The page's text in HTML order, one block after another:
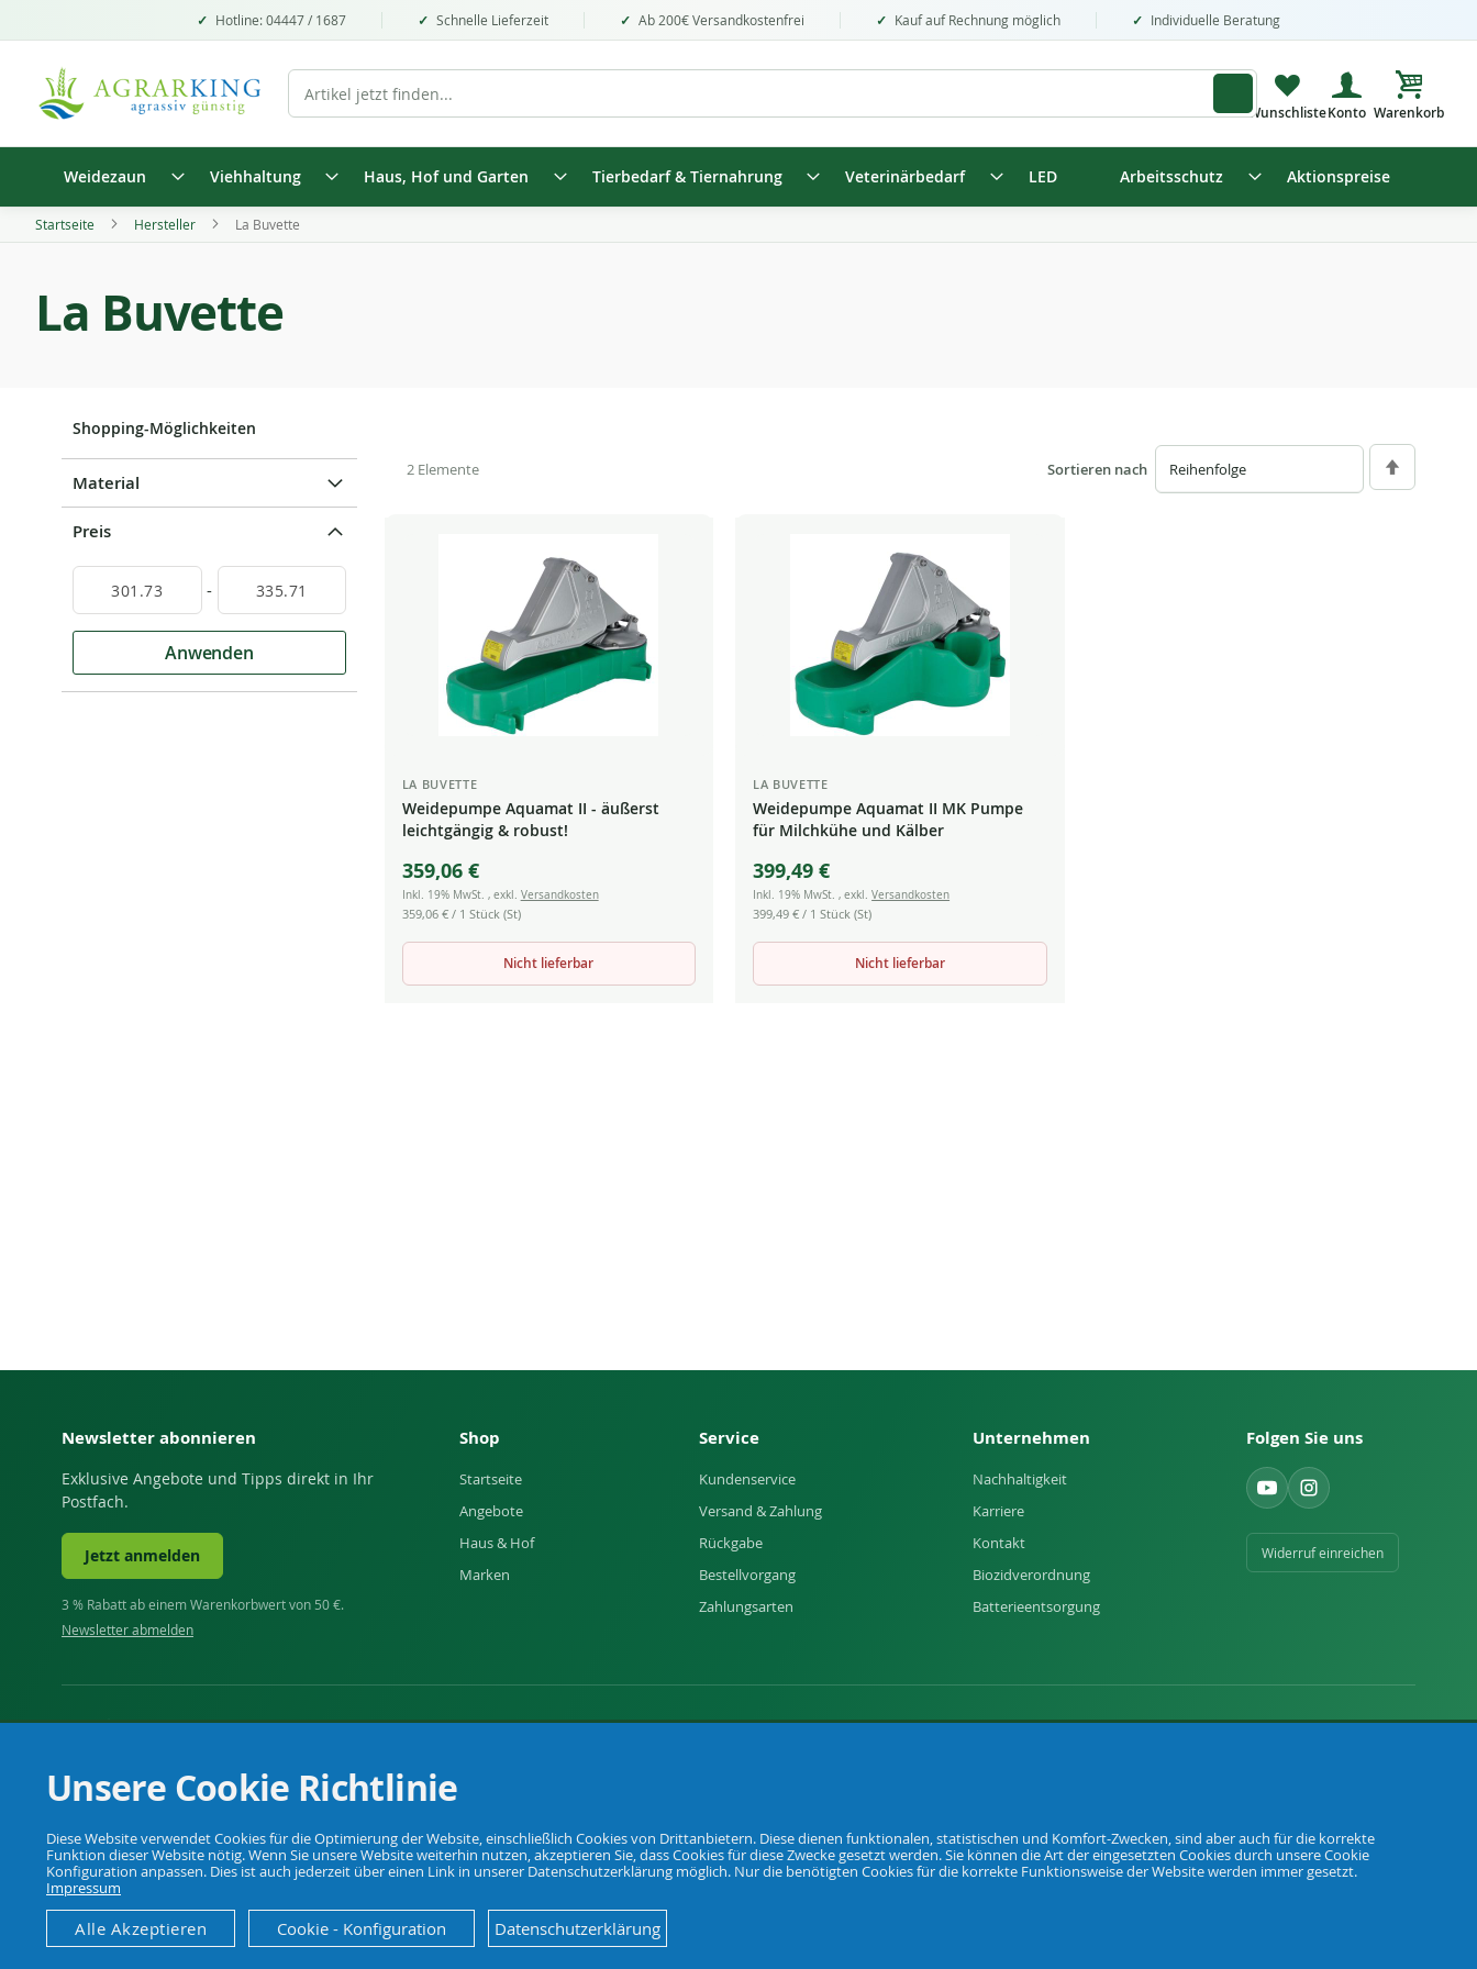
Hotline: 04447 / 1687 Schnelle Lieferzeit Ab 200€ Versandkostenfrei Kauf auf Rechnung möglich Individuelle Beratung
Mein
Weidezaun Viehhaltung Haus, Hof und Garten Tierbedarf & Tiernahrung Veterinärbedarf LED Arbeitsschutz Aktionspreise
Startseite Hersteller La Buvette
La Buvette
2Elemente Sortieren nach
Absteigend
LA BUVETTE
Weidepumpe Aquamat II - äußerst
leichtgängig & robust!
359,06 €
Inkl. 19% MwSt. , exkl. Versandkosten
359,06 €/ 1 Stück (St)
Nicht lieferbar
LA BUVETTE
Weidepumpe Aquamat II MK Pumpe
für Milchkühe und Kälber
399,49 €
Inkl. 19% MwSt.,exkl.Versandkosten
399,49 € / 1 Stück (St)
Nicht lieferbar
Shopping-Möglichkeiten
Material
Preis
-
Anwenden
Newsletter abonnieren
Exklusive Angebote und Tipps direkt in Ihr
Postfach.
Jetzt anmelden
3 % Rabatt ab einem Warenkorbwert von 50 €.
Newsletter abmelden
Shop
Startseite
Angebote
Haus & Hof
Marken
Service
Kundenservice
Versand & Zahlung
Rückgabe
Bestellvorgang
Zahlungsarten
Unternehmen
Nachhaltigkeit
Karriere
Kontakt
Biozidverordnung
Batterieentsorgung
Folgen Sie uns
Widerruf einreichen
© Agrarking. Alle Rechte vorbehalten. AGBDatenschutzWiderrufsbelehrungImpressum
Deutsch
Unsere Cookie Richtlinie
Diese Website verwendet Cookies für die Optimierung der Website, einschließlich Cookies von Drittanbietern. Diese dienen funktionalen, statistischen und Komfort-Zwecken, sind aber auch für die korrekte
Funktion dieser Website nötig. Wenn Sie unsere Website weiterhin nutzen, akzeptieren Sie, dass Cookies für diese Zwecke gesetzt werden. Sie können die Art der eingesetzten Cookies durch unsere Cookie
Konfiguration anpassen. Dies ist auch jederzeit über einen Link in unserer Datenschutzerklärung möglich. Nur die benötigten Cookies für die korrekte Funktionsweise der Website werden immer gesetzt.
Impressum
Alle Akzeptieren Cookie - Konfiguration Datenschutzerklärung